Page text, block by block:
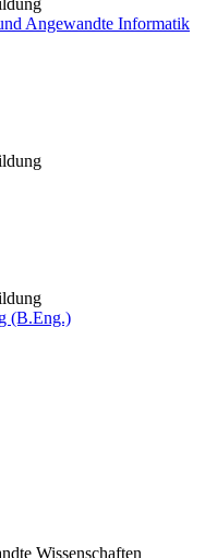
Angewandte Informatik
(B.Eng.)
Wissenschaften